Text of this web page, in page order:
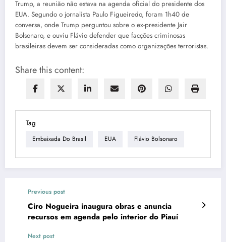
Trump, a reunião não estava na agenda oficial do presidente dos
EUA. Segundo o jornalista Paulo Figueiredo, foram 1h40 de
conversa, onde Trump perguntou sobre o ex-presidente Jair
Bolsonaro, e ouviu Flávio defender que facções criminosas
brasileiras devem ser consideradas como organizações terroristas.
Share this content:
Tag
Embaixada Do Brasil EUA Flávio Bolsonaro
Previous post
Ciro Nogueira inaugura obras e anuncia
recursos em agenda pelo interior do Piauí
Next post